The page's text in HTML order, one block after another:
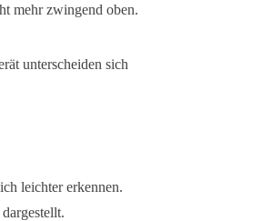
mehr zwingend oben.
unterscheiden sich
leichter erkennen.